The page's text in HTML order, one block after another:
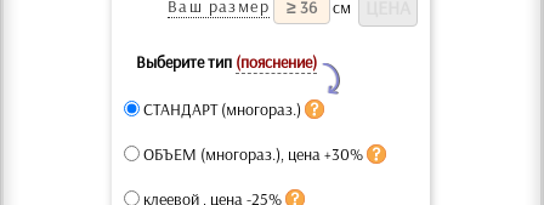
Ваш размер
см
Выберите тип (пояснение)
Y
СТАНДАРТ (многораз.)
ОБЪЕМ (многораз.), цена +30%
клеевой , цена -25%